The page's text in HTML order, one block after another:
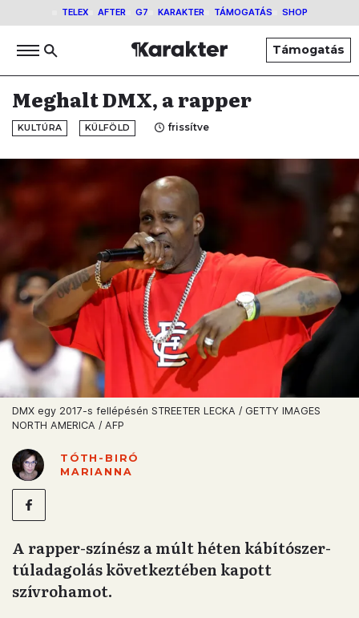
TELEX AFTER G7 KARAKTER TÁMOGATÁS SHOP
Támogatás
Meghalt DMX, a rapper
KULTÚRA KÜLFÖLD frissítve
DMX egy 2017-s fellépésén STREETER LECKA / GETTY IMAGES
NORTH AMERICA / AFP
TÓTH-BIRÓ
MARIANNA
A rapper-színész a múlt héten kábítószer-
túladagolás következtében kapott
szívrohamot.